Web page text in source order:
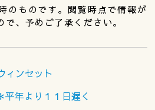
のものです。閲覧時点で情報が
、予めご了承ください。
ンセット
平年より１１日遅く